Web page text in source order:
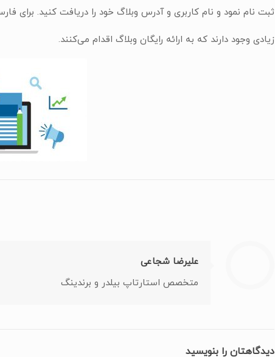
ثبت نام نمود و نام کاربری و آدرس وبلاگ خود را دریافت کنید. برای
زیادی وجود دارند که به ارائه رایگان وبلاگ اقدام می‌کنند.
علیرضا شجاعی
متخصص استارتاپ بیلدر و برندینگ
دیدگاهتان را بنویسید